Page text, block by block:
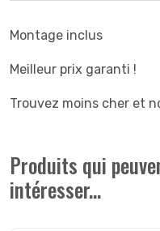
Montage inclus
Meilleur prix garanti !
Trouvez moins cher et
Produits qui
intéresser...